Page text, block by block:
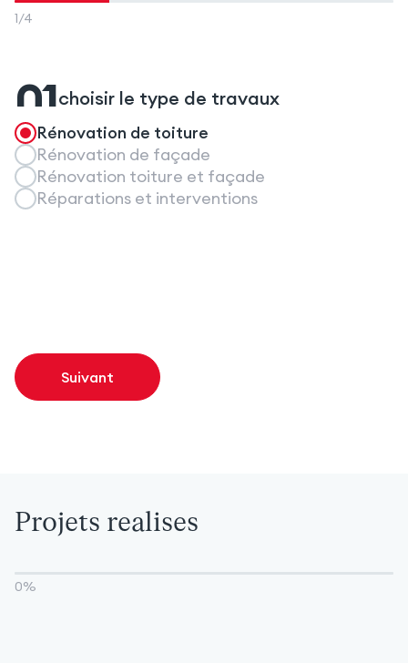
1/4
01choisir le type de travaux
Rénovation de toiture
Rénovation de façade
Rénovation toiture et façade
Réparations et interventions
Suivant
Projets realises
0%